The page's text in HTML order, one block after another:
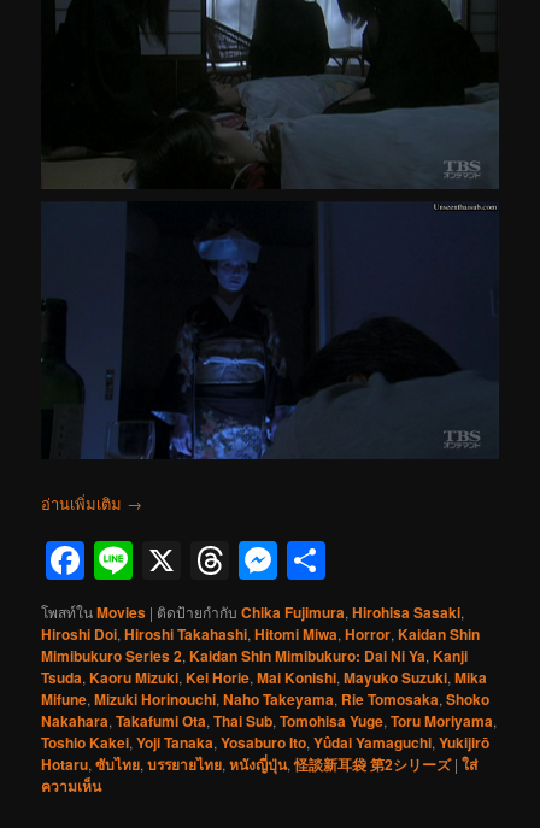
อ่านเพิ่มเติม →
Facebook
Line
X Threads
Messenger
โพสท์ในMovies | ติดป้ายกำกับ Chika Fujimura,Hirohisa Sasaki,
Hiroshi Doi,Hiroshi Takahashi,Hitomi Miwa,Horror,Kaidan Shin
Mimibukuro Series 2,Kaidan Shin Mimibukuro: Dai Ni Ya,Kanji
Tsuda,Kaoru Mizuki,Kei Horie,Mai Konishi,Mayuko Suzuki,Mika
Mifune,Mizuki Horinouchi,Naho Takeyama, Rie Tomosaka,Shoko
Nakahara,Takafumi Ota,Thai Sub,Tomohisa Yuge,Toru Moriyama,
Toshio Kakei,Yoji Tanaka,Yosaburo Ito,Yûdai Yamaguchi,Yukijirō
Hotaru,ซับไทย,บรรยายไทย,หนังญี่ปุ่น,怪談新耳袋 第2シリーズ |ใส่
ความเห็น